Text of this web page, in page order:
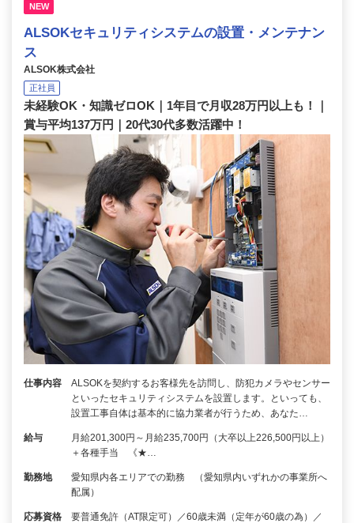
NEW
ALSOKセキュリティシステムの設置・メンテナン
ス
ALSOK株式会社
正社員
未経験OK・知識ゼロOK｜1年目で月収28万円以上も！｜
賞与平均137万円｜20代30代多数活躍中！
仕事内容
ALSOKを契約するお客様先を訪問し、防犯カメラやセンサー
といったセキュリティシステムを設置します。といっても、
設置工事自体は基本的に協力業者が行うため、あなた…
給与
月給201,300円～月給235,700円（大卒以上226,500円以上）
＋各種手当 《★…
勤務地
愛知県内各エリアでの勤務 （愛知県内いずれかの事業所へ
配属）
応募資格
要普通免許（AT限定可）／60歳未満（定年が60歳の為）／